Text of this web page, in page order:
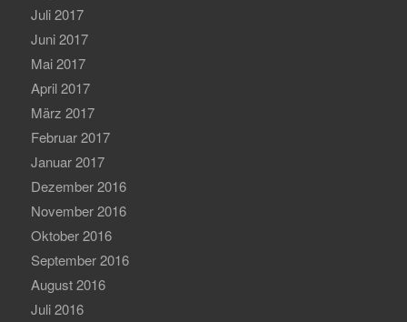
Juli 2017
Juni 2017
Mai 2017
April 2017
März 2017
Februar 2017
Januar 2017
Dezember 2016
November 2016
Oktober 2016
September 2016
August 2016
Juli 2016